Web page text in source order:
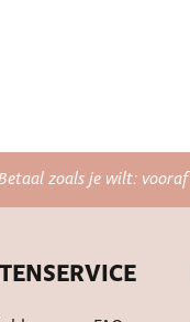
zoals je wilt: